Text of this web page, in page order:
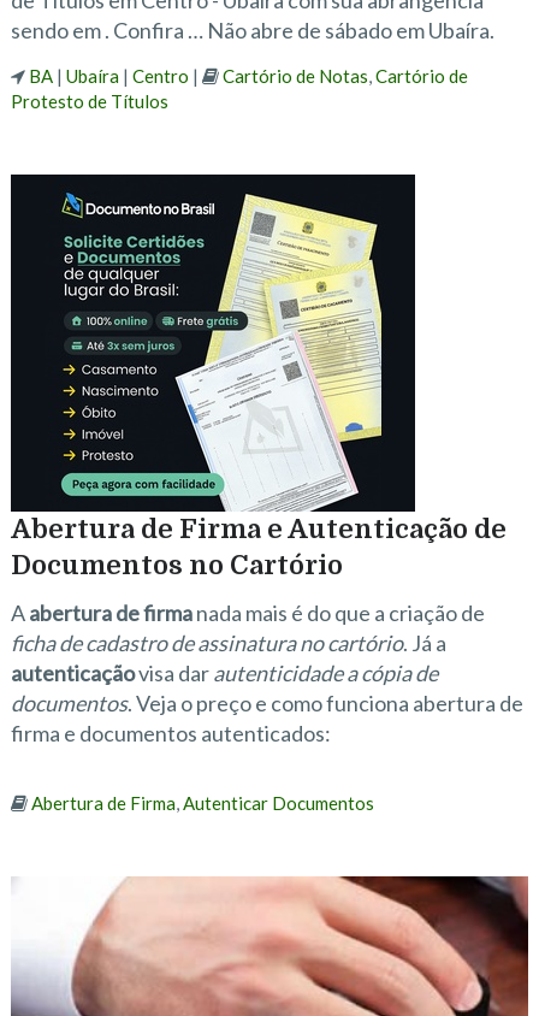
sendo em . Confira … Não abre de sábado em Ubaíra.
BA| Ubaíra| Centro | Cartório de Notas,Cartório de
Protesto de Títulos
Abertura de Firma e Autenticação de
Documentos no Cartório
Aabertura de firmanada mais é do que a criação de
ficha de cadastro de assinatura no cartório. Já a
autenticaçãovisa darautenticidade a cópia de
documentos. Veja o preço e como funciona abertura de
firma e documentos autenticados:
Abertura de Firma,Autenticar Documentos